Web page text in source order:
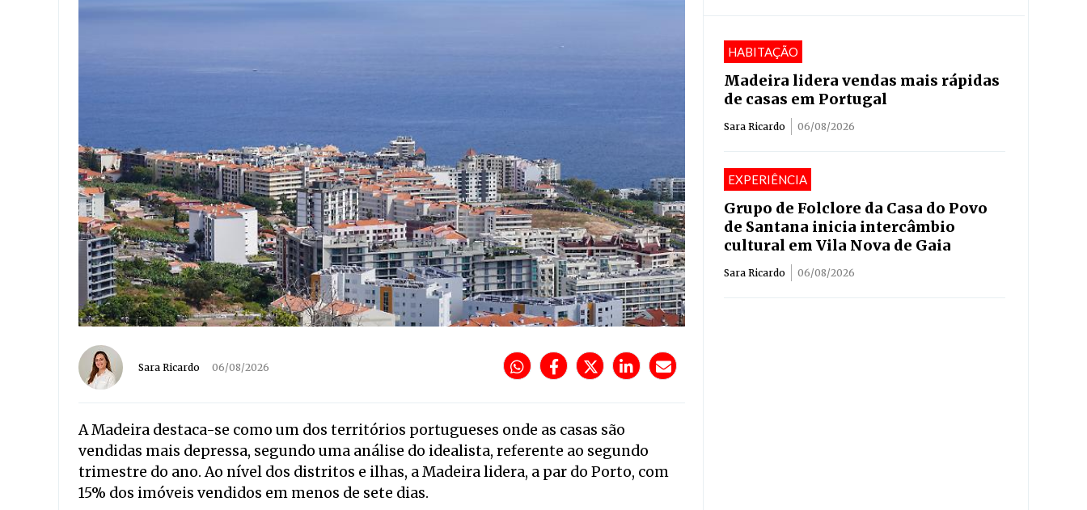
Sara Ricardo 06/08/2026
A Madeira destaca-se como um dos territórios portugueses onde as casas são
vendidas mais depressa, segundo uma análise do idealista, referente ao segundo
trimestre do ano. Ao nível dos distritos e ilhas, a Madeira lidera, a par do Porto, com
15% dos imóveis vendidos em menos de sete dias.
HABITAÇÃO
Madeira lidera vendas mais rápidas
de casas em Portugal
Sara Ricardo 06/08/2026
EXPERIÊNCIA
Grupo de Folclore da Casa do Povo
de Santana inicia intercâmbio
cultural em Vila Nova de Gaia
Sara Ricardo 06/08/2026